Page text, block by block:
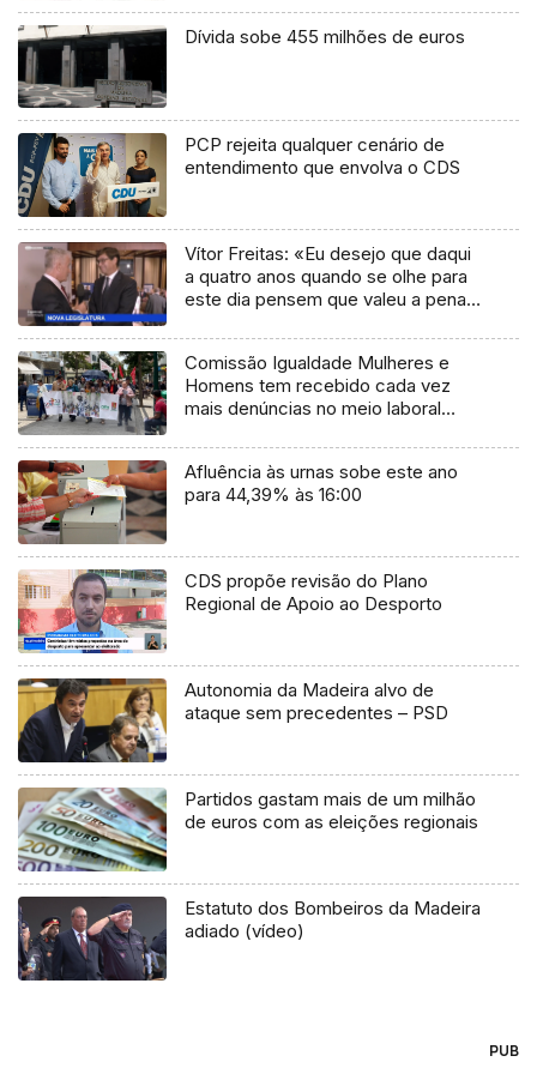
Dívida sobe 455 milhões de euros
PCP rejeita qualquer cenário de
entendimento que envolva o CDS
Vítor Freitas: «Eu desejo que daqui
a quatro anos quando se olhe para
este dia pensem que valeu a pena»
Comissão Igualdade Mulheres e
Homens tem recebido cada vez
mais denúncias no meio laboral
Afluência às urnas sobe este ano
para 44,39% às 16:00
CDS propõe revisão do Plano
Regional de Apoio ao Desporto
Autonomia da Madeira alvo de
ataque sem precedentes – PSD
Partidos gastam mais de um milhão
de euros com as eleições regionais
Estatuto dos Bombeiros da Madeira
adiado (vídeo)
PUB